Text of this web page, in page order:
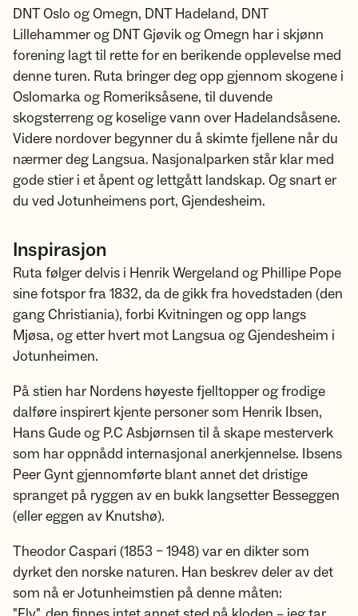
DNT Oslo og Omegn, DNT Hadeland, DNT
Lillehammer og DNT Gjøvik og Omegn har i skjønn
forening lagt til rette for en berikende opplevelse med
denne turen. Ruta bringer deg opp gjennom skogene i
Oslomarka og Romeriksåsene, til duvende
skogsterreng og koselige vann over Hadelandsåsene.
Videre nordover begynner du å skimte fjellene når du
nærmer deg Langsua. Nasjonalparken står klar med
gode stier i et åpent og lettgått landskap. Og snart er
du ved Jotunheimens port, Gjendesheim.
Inspirasjon
Ruta følger delvis i Henrik Wergeland og Phillipe Pope
sine fotspor fra 1832, da de gikk fra hovedstaden (den
gang Christiania), forbi Kvitningen og opp langs
Mjøsa, og etter hvert mot Langsua og Gjendesheim i
Jotunheimen.
På stien har Nordens høyeste fjelltopper og frodige
dalføre inspirert kjente personer som Henrik Ibsen,
Hans Gude og P.C Asbjørnsen til å skape mesterverk
som har oppnådd internasjonal anerkjennelse. Ibsens
Peer Gynt gjennomførte blant annet det dristige
spranget på ryggen av en bukk langsetter Besseggen
(eller eggen av Knutshø).
Theodor Caspari (1853 – 1948) var en dikter som
dyrket den norske naturen. Han beskrev deler av det
som nå er Jotunheimstien på denne måten: